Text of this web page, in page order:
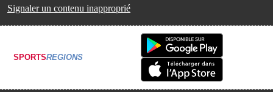
Signaler un contenu inapproprié
SPORTSREGIONS